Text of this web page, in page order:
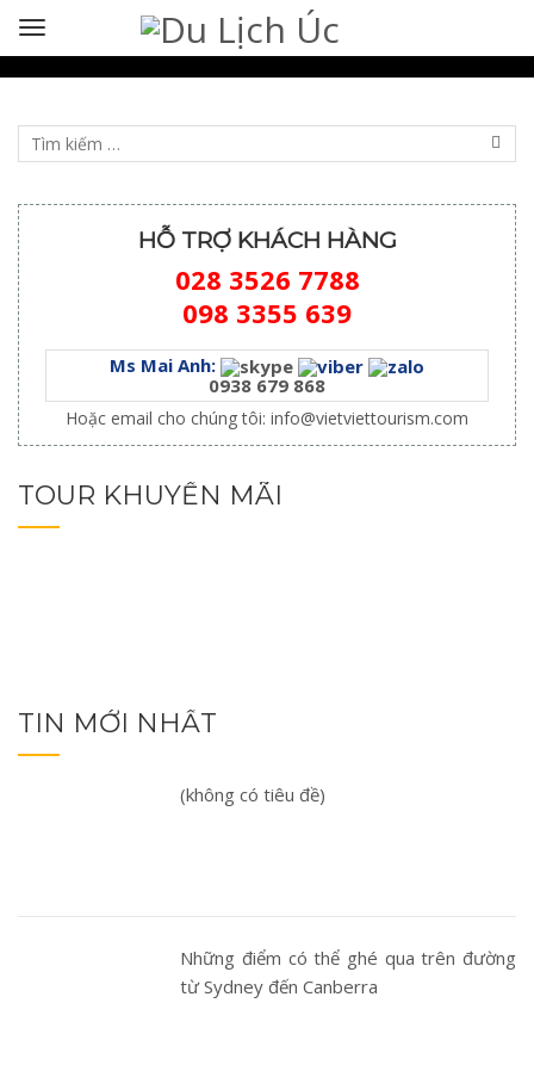
HỖ TRỢ KHÁCH HÀNG
028 3526 7788
098 3355 639
Ms Mai Anh:
0938 679 868
Hoặc email cho chúng tôi: info@vietviettourism.com
TOUR KHUYẾN MÃI
TIN MỚI NHẤT
(không có tiêu đề)
Những điểm có thể ghé qua trên đường
từ Sydney đến Canberra